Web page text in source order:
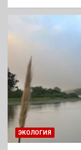
ЭКОЛОГИЯ